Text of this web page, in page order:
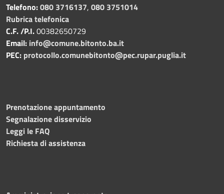
Telefono:080 3716137, 080 3751014
Rubrica telefonica
C.F. /P.I.00382650729
Email: info@comune.bitonto.ba.it
PEC: protocollo.comunebitonto@pec.rupar.puglia.it
Prenotazione appuntamento
Segnalazione disservizio
Leggi le FAQ
Richiesta di assistenza